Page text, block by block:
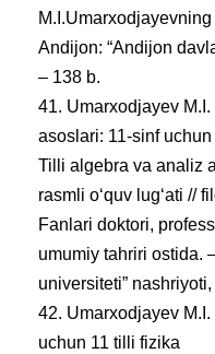
Andijon: “Andijon
– 138 b.
41. Umarxodjayev
asoslari: 11-sinf uchun
Tilli algebra va analiz
rasmli oʻquv lugʻati //
Fanlari doktori,
umumiy tahriri ostida.
universiteti”
42. Umarxodjayev
uchun 11 tilli fizika